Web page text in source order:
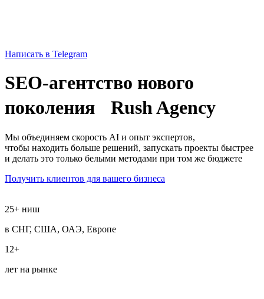
Написать в Telegram
SEO-агентство нового
поколения Rush Agency
Мы объединяем скорость AI и опыт экспертов,
чтобы находить больше решений, запускать проекты быстрее
и делать это только белыми методами при том же бюджете
Получить клиентов для вашего бизнеса
25+ ниш
в СНГ, США, ОАЭ, Европе
12+
лет на рынке